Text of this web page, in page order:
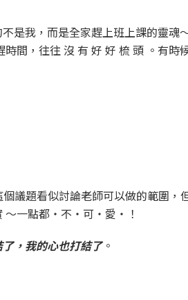
是我，而是全家趕上班上課的靈魂
間，往往 沒 有 好 好 梳 頭 。有時
個議題看似討論老師可以做的範圍，
一點都・不・可・愛・！
，我的心也打結了。